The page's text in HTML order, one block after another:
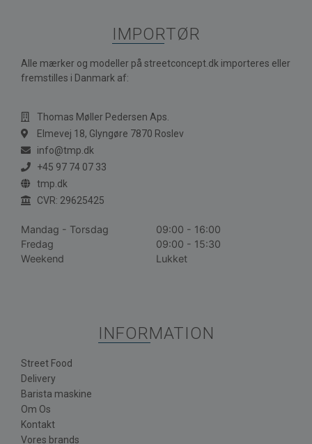
IMPORTØR
Alle mærker og modeller på streetconcept.dk importeres eller
fremstilles i Danmark af:
Thomas Møller Pedersen Aps.
Elmevej 18, Glyngøre 7870 Roslev
info@tmp.dk
+45 97 74 07 33
tmp.dk
CVR: 29625425
Mandag - Torsdag
09:00 - 16:00
Fredag
09:00 - 15:30
Weekend
Lukket
INFORMATION
Street Food
Delivery
Barista maskine
Om Os
Kontakt
Vores brands